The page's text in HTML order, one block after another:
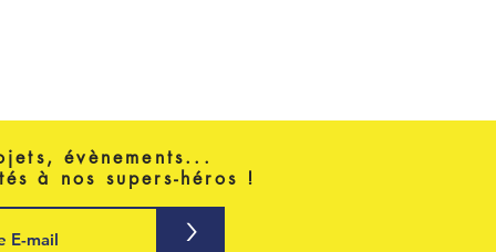
>
évènements...
à nos supers-héros !